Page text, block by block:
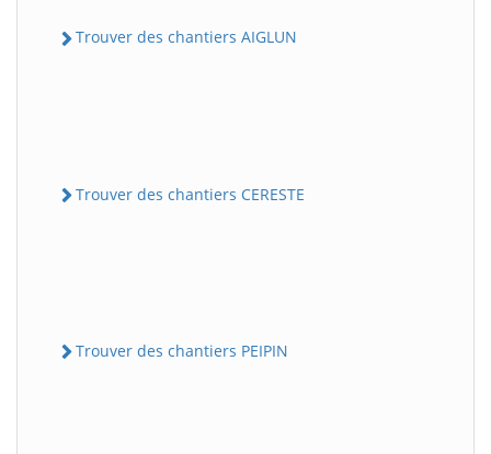
Trouver des chantiers AIGLUN
Trouver des chantiers CERESTE
Trouver des chantiers PEIPIN